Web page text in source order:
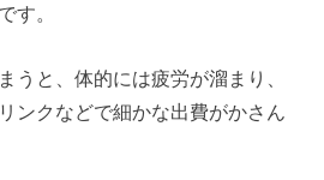
す。
うと、体的には疲労が溜まり、
ンクなどで細かな出費がかさん